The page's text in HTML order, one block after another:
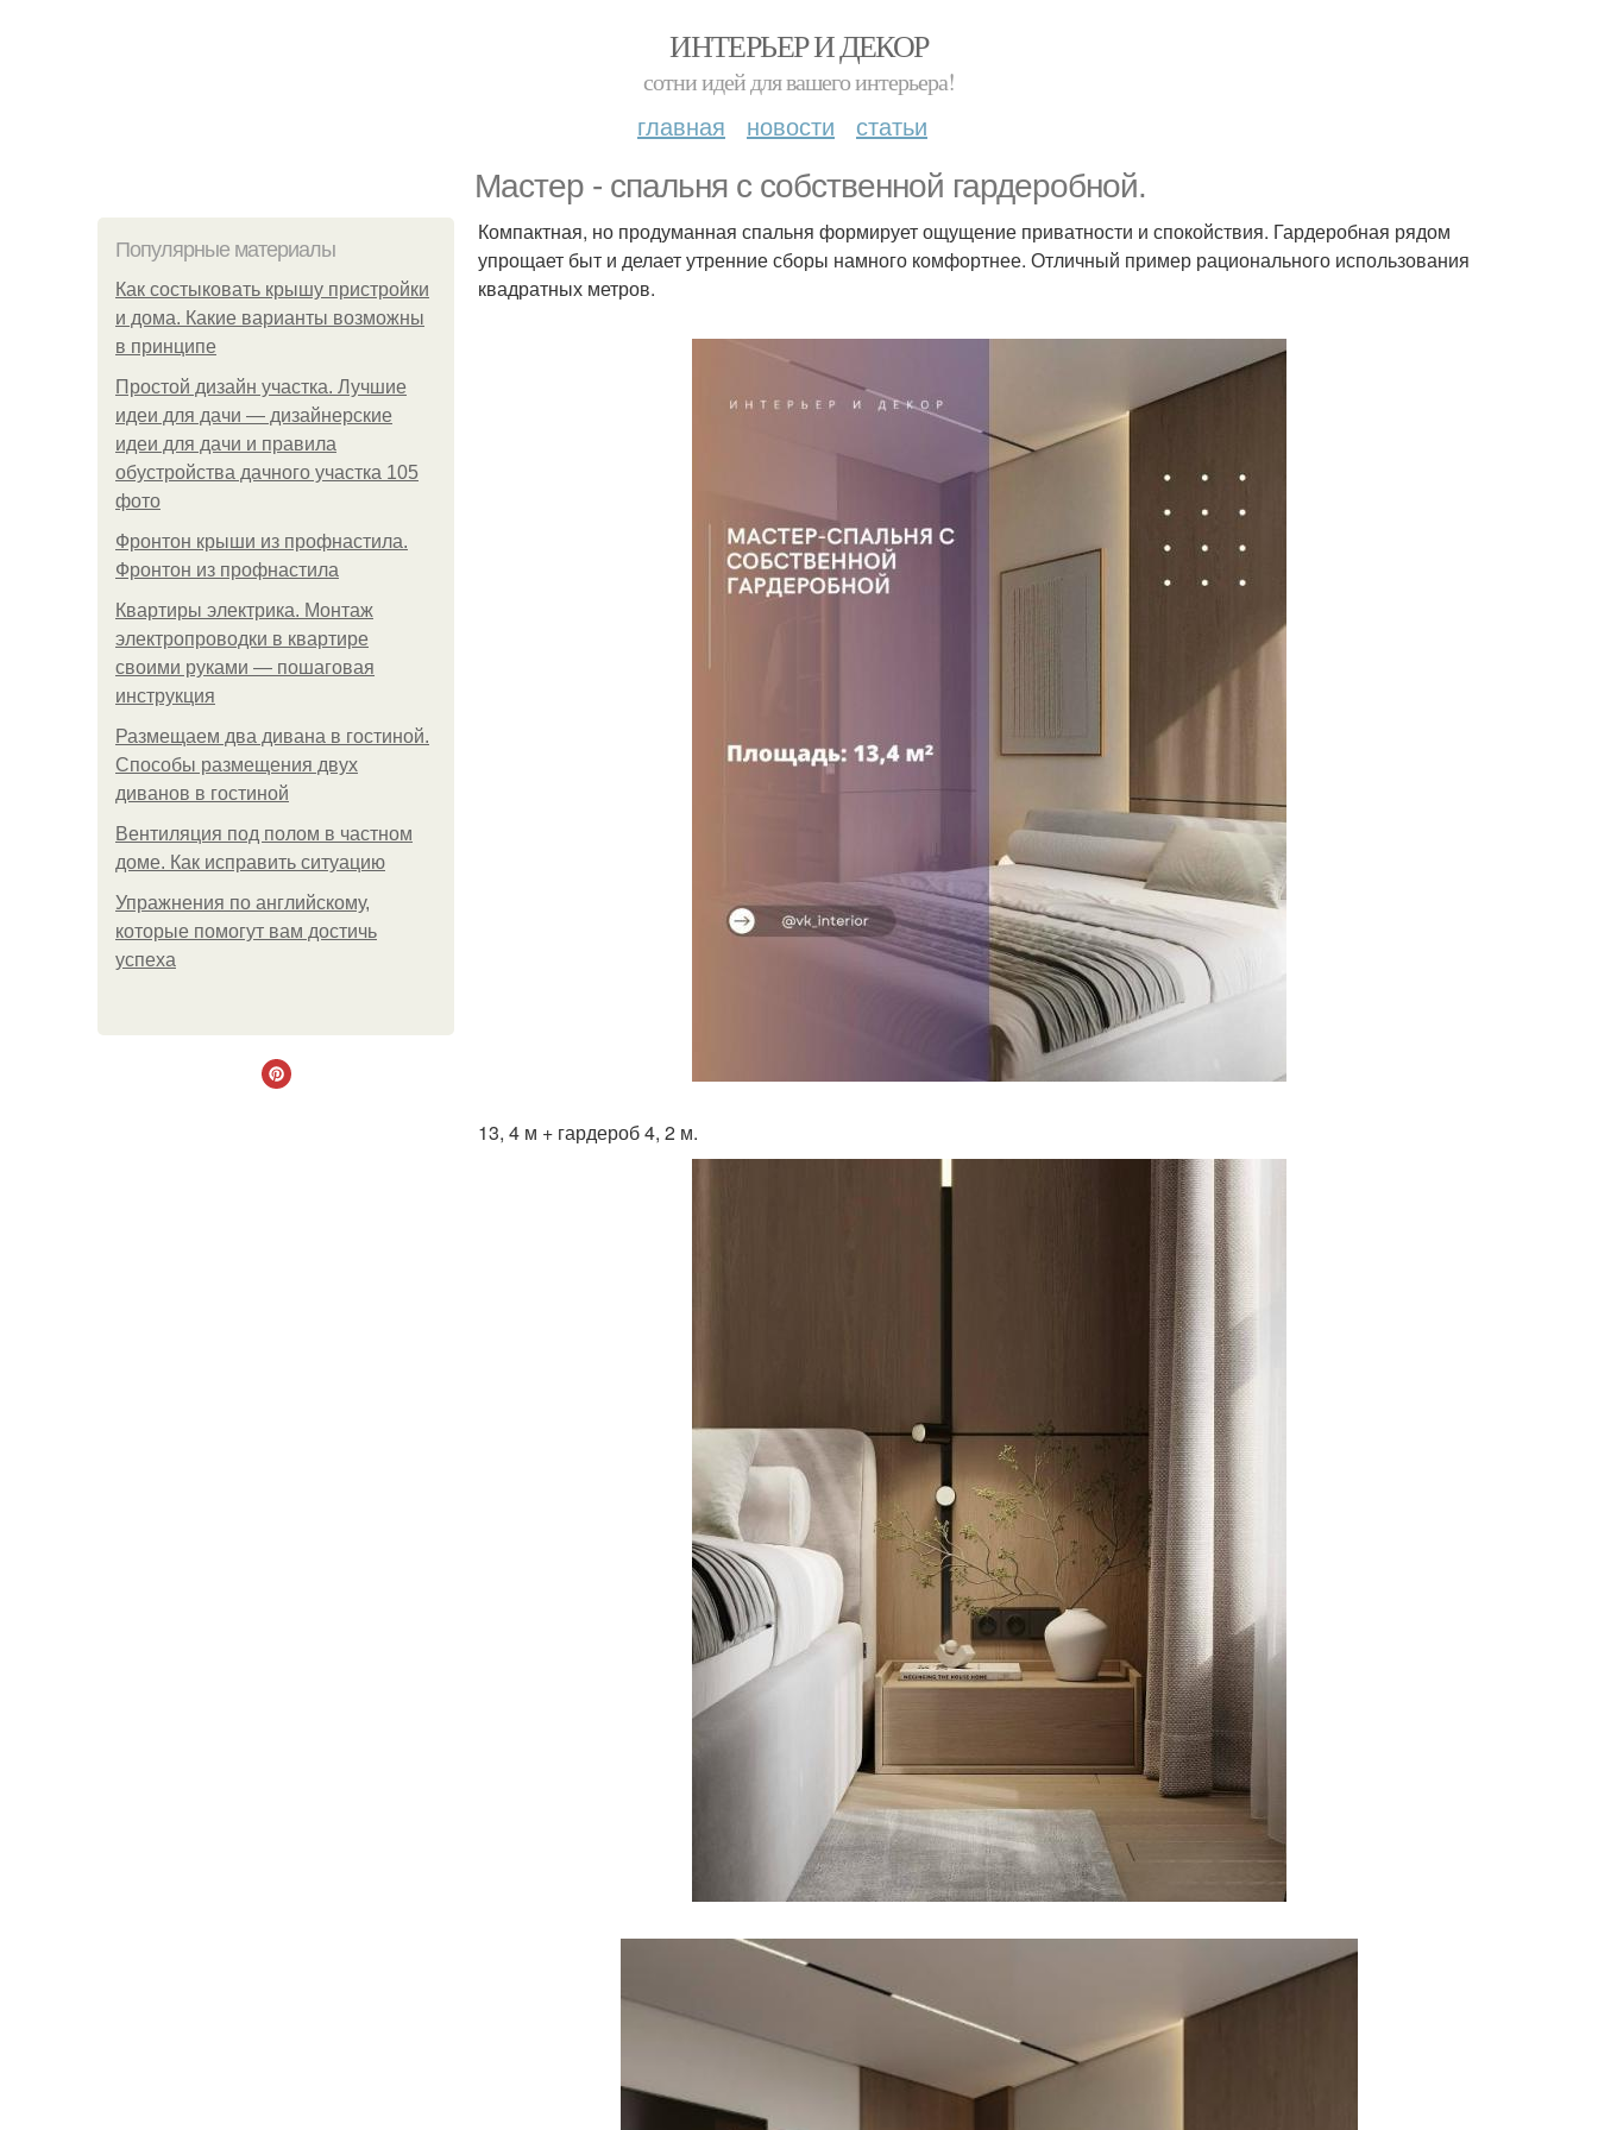
ИНТЕРЬЕР И ДЕКОР
сотни идей для вашего интерьера!
главная новости статьи
Мастер - спальня с собственной гардеробной.
Популярные материалы
Как состыковать крышу пристройки
и дома. Какие варианты возможны
в принципе
Простой дизайн участка. Лучшие
идеи для дачи — дизайнерские
идеи для дачи и правила
обустройства дачного участка 105
фото
Фронтон крыши из профнастила.
Фронтон из профнастила
Квартиры электрика. Монтаж
электропроводки в квартире
своими руками — пошаговая
инструкция
Размещаем два дивана в гостиной.
Способы размещения двух
диванов в гостиной
Вентиляция под полом в частном
доме. Как исправить ситуацию
Упражнения по английскому,
которые помогут вам достичь
успеха
Компактная, но продуманная спальня формирует ощущение приватности и спокойствия. Гардеробная рядом
упрощает быт и делает утренние сборы намного комфортнее. Отличный пример рационального использования
квадратных метров.
13, 4 м + гардероб 4, 2 м.